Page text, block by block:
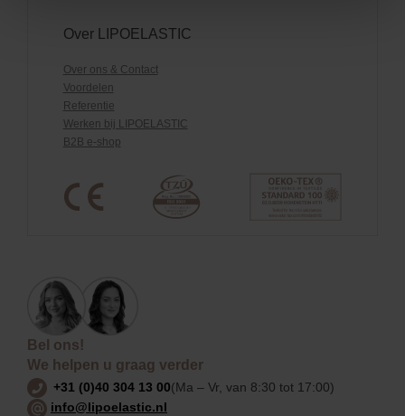
Over LIPOELASTIC
Over ons & Contact
Voordelen
Referentie
Werken bij LIPOELASTIC
B2B e-shop
Bel ons!
We helpen u graag verder
+31 (0)40 304 13 00(Ma – Vr, van 8:30 tot 17:00)
info@lipoelastic.nl